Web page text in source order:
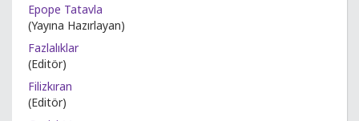
Epope Tatavla
(Yayına Hazırlayan)
Fazlalıklar
(Editör)
Filizkıran
(Editör)